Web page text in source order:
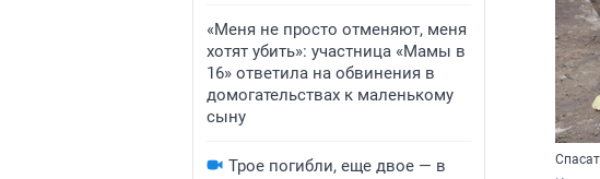
«Меня не просто отменяют, меня
хотят убить»: участница «Мамы в
16» ответила на обвинения в
домогательствах к маленькому
сыну
Трое погибли, еще двое — в